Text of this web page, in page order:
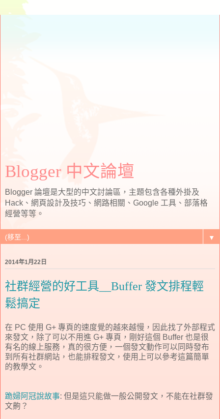
Blogger 中文論壇
Blogger 論壇是大型的中文討論區，主題包含各種外掛及
Hack、網頁設計及技巧、網路相關、Google 工具、部落格
經營等等。
▼
2014年1月22日
社群經營的好工具__Buffer 發文排程輕
鬆搞定
在 PC 使用 G+ 專頁的速度覺的越來越慢，因此找了外部程式
來發文，除了可以不用進 G+ 專頁，剛好這個 Buffer 也是很
有名的線上服務，真的很方便，一個發文動作可以同時發布
到所有社群網站，也能排程發文，使用上可以參考這篇簡單
的教學文。
跪婦阿冠說故事: 但是這只能做一般公開發文，不能在社群發
文齁？